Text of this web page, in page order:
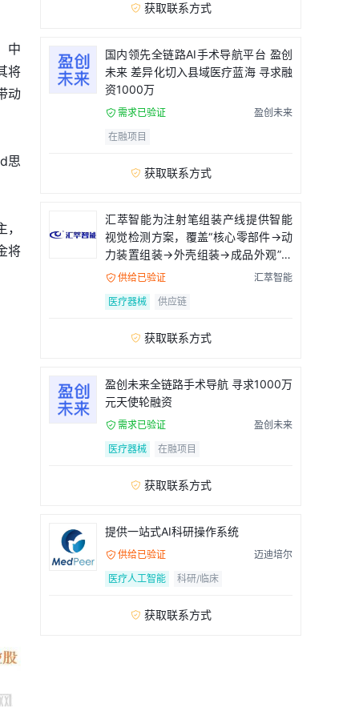
中
将
动
思
将
 获取联系方式
国内领先全链路AI手术导航平台 盈创
未来 差异化切入县域医疗蓝海 寻求融
资1000万
 需求已验证
盈创未来
在融项目
 获取联系方式
汇萃智能为注射笔组装产线提供智能
视觉检测方案，覆盖“核心零部件→动
力装置组装→外壳组装→成品外观”全
流程
 供给已验证
汇萃智能
医疗器械
供应链
 获取联系方式
盈创未来全链路手术导航 寻求1000万
元天使轮融资
 需求已验证
盈创未来
医疗器械
在融项目
 获取联系方式
提供一站式AI科研操作系统
 供给已验证
迈迪培尔
医疗人工智能
科研/临床
 获取联系方式